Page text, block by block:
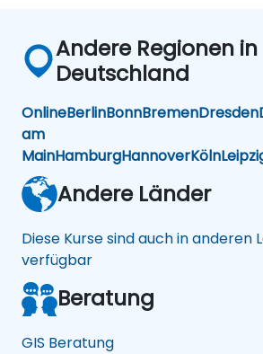
Andere Regionen in
Deutschland
OnlineBerlinBonnBremenDresden
am
MainHamburgHannoverKöln
Andere Länder
Diese Kurse sind auch in anderen
verfügbar
Beratung
GIS Beratung